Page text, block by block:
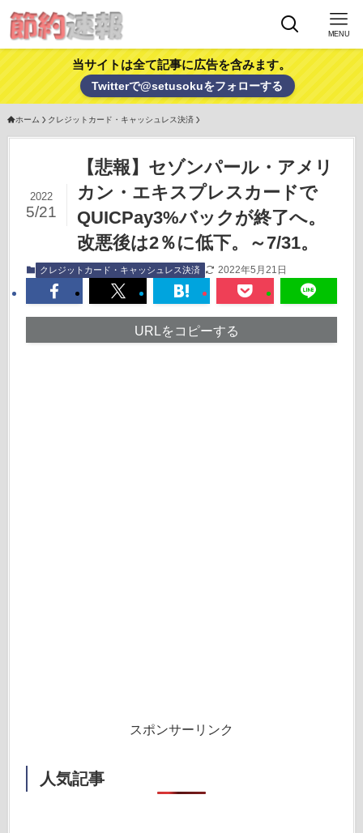
MENU
当サイトは全て記事に広告を含みます。
Twitterで@setusokuをフォローする
ホーム クレジットカード・キャッシュレス決済
【悲報】セゾンパール・アメリ
カン・エキスプレスカードで
QUICPay3%バックが終了へ。
改悪後は2％に低下。～7/31。
2022
5/21
クレジットカード・キャッシュレス決済 2022年5月21日
URLをコピーする
スポンサーリンク
人気記事